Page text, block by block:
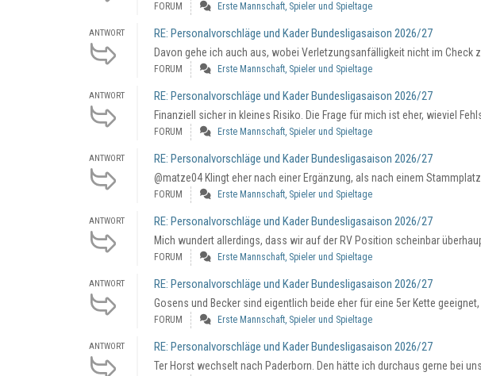
FORUM Erste Mannschaft, Spieler und Spieltage
ANTWORT RE: Personalvorschläge und Kader Bundesligasaison 2026/27
Davon gehe ich auch aus, wobei Verletzungsanfälligkeit nicht im Check
FORUM Erste Mannschaft, Spieler und Spieltage
ANTWORT RE: Personalvorschläge und Kader Bundesligasaison 2026/27
Finanziell sicher in kleines Risiko. Die Frage für mich ist eher, wieviel
FORUM Erste Mannschaft, Spieler und Spieltage
ANTWORT RE: Personalvorschläge und Kader Bundesligasaison 2026/27
@matze04 Klingt eher nach einer Ergänzung, als nach einem
FORUM Erste Mannschaft, Spieler und Spieltage
ANTWORT RE: Personalvorschläge und Kader Bundesligasaison 2026/27
Mich wundert allerdings, dass wir auf der RV Position scheinbar
FORUM Erste Mannschaft, Spieler und Spieltage
ANTWORT RE: Personalvorschläge und Kader Bundesligasaison 2026/27
Gosens und Becker sind eigentlich beide eher für eine 5er Kette
FORUM Erste Mannschaft, Spieler und Spieltage
ANTWORT RE: Personalvorschläge und Kader Bundesligasaison 2026/27
Ter Horst wechselt nach Paderborn. Den hätte ich durchaus gerne bei